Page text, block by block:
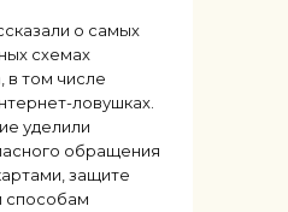
о самых
схемах
в том числе
ловушках.
уделили
обращения
защите
способам